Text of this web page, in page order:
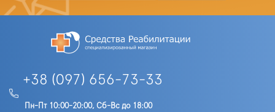
+38 (097) 656-73-33
Пн-Пт 10:00-20:00, Сб-Вс до 18:00